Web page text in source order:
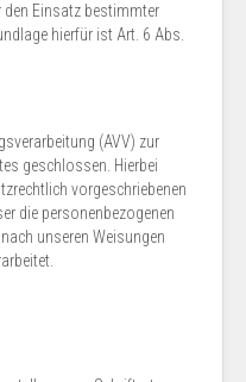
Einsatz bestimmter
hierfür ist Art. 6 Abs.
(AVV) zur
geschlossen. Hierbei
vorgeschriebenen
die personenbezogenen
unseren Weisungen